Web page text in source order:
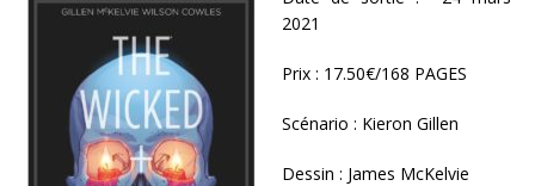
2021
Prix : 17.50€/168 PAGES
Scénario : Kieron Gillen
Dessin : James McKelvie